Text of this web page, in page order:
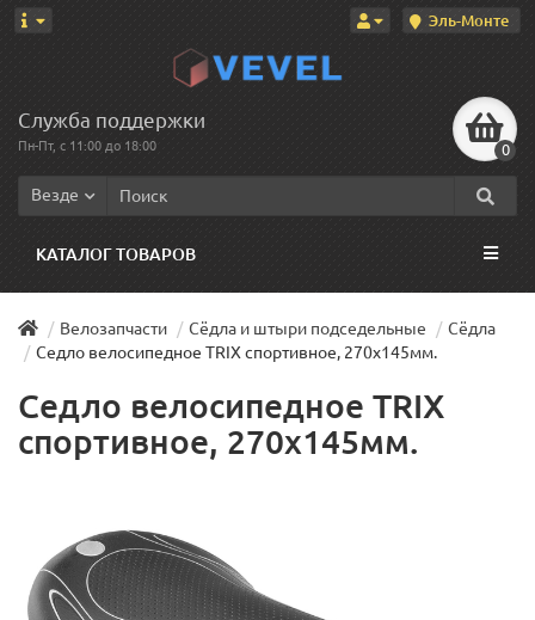
Эль-Монте
Служба поддержки
Пн-Пт, с 11:00 до 18:00 0
Везде
КАТАЛОГ ТОВАРОВ
Велозапчасти Сёдла и штыри подседельные
Сёдла
Седло велосипедное TRIX спортивное, 270х145мм.
Седло велосипедное TRIX
спортивное, 270х145мм.